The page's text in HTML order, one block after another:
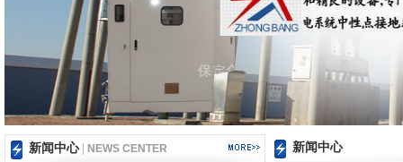
新闻中心 NEWS CENTER 新闻中心